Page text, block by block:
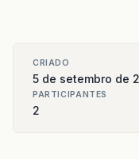
CRIADO
5 de setembro de
PARTICIPANTES
2